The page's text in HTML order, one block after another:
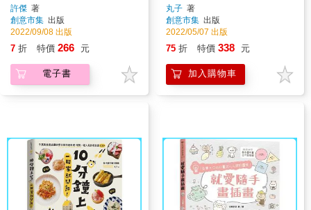
食，看見最懷念的時代故
事，尋訪最道地的台灣味
許傑 著
創意市集 出版
2022/09/08 出版
7 折 特價 266 元
電子書
敗快速料理＋甜點，超人氣
秒殺食譜100＋
丸子 著
創意市集 出版
2022/05/07 出版
75 折 特價 338 元
加入購物車